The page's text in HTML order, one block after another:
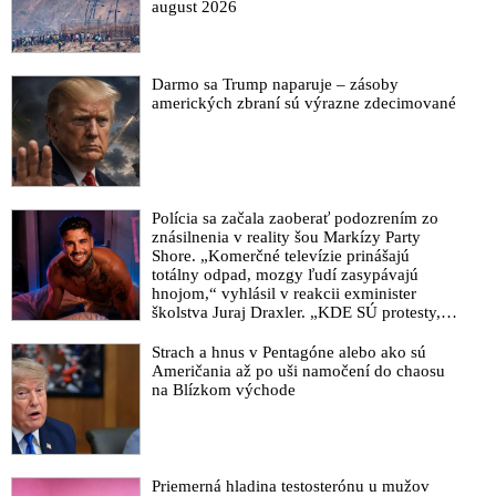
redaktor a prirovnáva expremiéra ku Kočnerovi
Dva svety. Svet čestných ľudí. A svet surovej a nemorálnej
Matovičovej mafie
Srdcervúca spoveď Martiny Lučanskej, manželky zosnulého
Milana Lučanského: Pri posteli môjho muža mi za chrbtom
stálo Mikulcove komando
Mikulec popiera zákaz uctiť si Lučanského pamiatku. Minister
vnútra konšpiruje o konšpirátoroch a kvázi odborníkoch
Zločincovi Floydovi sa koaliční politici klaňali, generála
Lučanského ignorujú!
VIDEO: Je cynické, že nad ministerstvom vnútra a policajným
prezídiom nevejú čierne vlajky, reaguje exminister vnútra
Naď dal prešetriť únik zo zdravotného záznamu Lučanského
šokujúcich zranení. Na situáciu reagoval aj syn exšéfa polície
Smrť Lučanského ukázala, ako sa z túžby po spravodlivosti
stal politický marketing
Lučanského surovo a sprosto umučili. Toto je Matovičova
august 2026
Darmo sa Trump naparuje – zásoby
amerických zbraní sú výrazne zdecimované
Polícia sa začala zaoberať podozrením zo
znásilnenia v reality šou Markízy Party
Shore. „Komerčné televízie prinášajú
totálny odpad, mozgy ľudí zasypávajú
hnojom,“ vyhlásil v reakcii exminister
školstva Juraj Draxler. „KDE SÚ protesty,
pracovníkov?“ spýtal sa
Strach a hnus v Pentagóne alebo ako sú
Američania až po uši namočení do chaosu
na Blízkom východe
Priemerná hladina testosterónu u mužov